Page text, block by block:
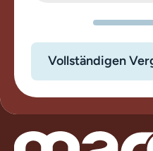
Vollständigen